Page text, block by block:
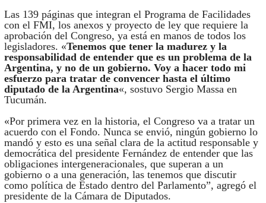
Las 139 páginas que integran el Programa de Facilidades
con el FMI, los anexos y proyecto de ley que requiere la
aprobación del Congreso, ya está en manos de todos los
legisladores. «Tenemos que tener la madurez y la
responsabilidad de entender que es un problema de la
Argentina, y no de un gobierno. Voy a hacer todo mi
esfuerzo para tratar de convencer hasta el último
diputado de la Argentina«, sostuvo Sergio Massa en
Tucumán.
«Por primera vez en la historia, el Congreso va a tratar un
acuerdo con el Fondo. Nunca se envió, ningún gobierno lo
mandó y esto es una señal clara de la actitud responsable y
democrática del presidente Fernández de entender que las
obligaciones intergeneracionales, que superan a un
gobierno o a una generación, las tenemos que discutir
como política de Estado dentro del Parlamento”, agregó el
presidente de la Cámara de Diputados.